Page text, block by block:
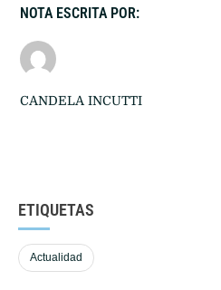
NOTA ESCRITA POR:
CANDELA INCUTTI
ETIQUETAS
Actualidad